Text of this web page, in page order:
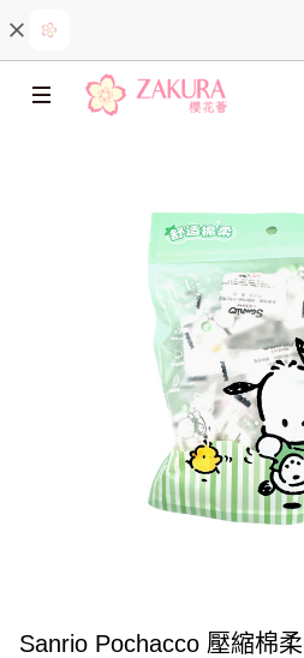
Sanrio Pochacco 壓縮棉